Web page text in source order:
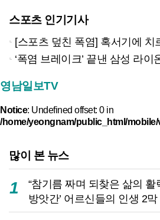
스포츠 인기기사
[스포츠 덮친 폭염] 혹서기에 치르는 대구
‘폭염 브레이크’ 끝낸 삼성 라이온즈, 11일 만에 실전
영남일보TV
Notice: Undefined offset: 0 in
/home/yeongnam/public_html/mobile/
많이 본 뉴스
1
“참기름 짜며 되찾은 삶의 활
방앗간’ 어르신들의 인생 2막